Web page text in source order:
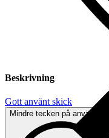
Beskrivning
Gott använt skick
Mindre tecken på användning